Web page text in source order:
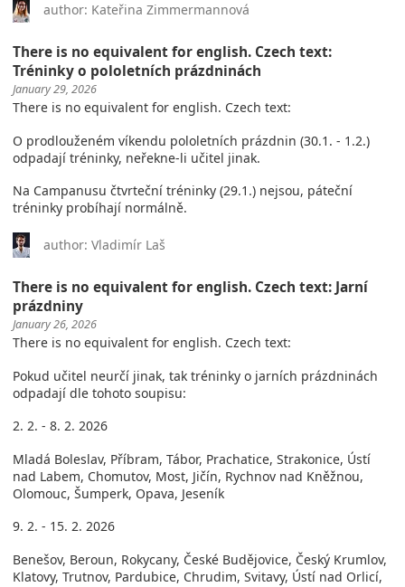
author: Kateřina Zimmermannová
There is no equivalent for english. Czech text:
Tréninky o pololetních prázdninách
January 29, 2026
There is no equivalent for english. Czech text:
O prodlouženém víkendu pololetních prázdnin (30.1. - 1.2.)
odpadají tréninky, neřekne-li učitel jinak.
Na Campanusu čtvrteční tréninky (29.1.) nejsou, páteční
tréninky probíhají normálně.
author: Vladimír Laš
There is no equivalent for english. Czech text: Jarní
prázdniny
January 26, 2026
There is no equivalent for english. Czech text:
Pokud učitel neurčí jinak, tak tréninky o jarních prázdninách
odpadají dle tohoto soupisu:
2. 2. - 8. 2. 2026
Mladá Boleslav, Příbram, Tábor, Prachatice, Strakonice, Ústí
nad Labem, Chomutov, Most, Jičín, Rychnov nad Kněžnou,
Olomouc, Šumperk, Opava, Jeseník
9. 2. - 15. 2. 2026
Benešov, Beroun, Rokycany, České Budějovice, Český Krumlov,
Klatovy, Trutnov, Pardubice, Chrudim, Svitavy, Ústí nad Orlicí,